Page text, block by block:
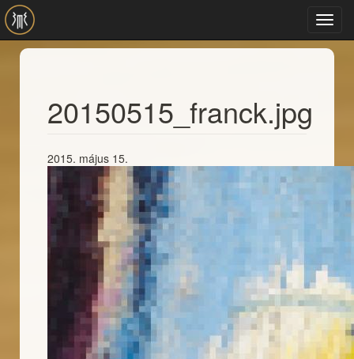
Ugrás a tartalomra
20150515_franck.jpg
2015. május 15.